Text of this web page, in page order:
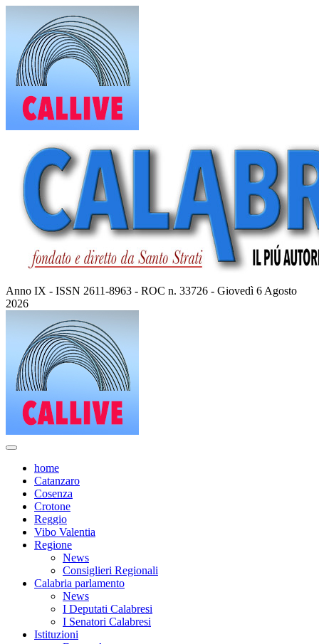
contenuto
Anno IX - ISSN 2611-8963 - ROC n. 33726 - Giovedì 6 Agosto
2026
home
Catanzaro
Cosenza
Crotone
Reggio
Vibo Valentia
Regione
News
Consiglieri Regionali
Calabria parlamento
News
I Deputati Calabresi
I Senatori Calabresi
Istituzioni